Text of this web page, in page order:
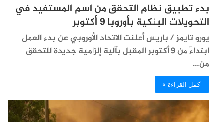
بدء تطبيق نظام التحقق من اسم المستفيد في
التحويلات البنكية بأوروبا 9 أكتوبر
يورو تايمز / باريس أعلنت الاتحاد الأوروبي عن بدء العمل
ابتداءً من 9 أكتوبر المقبل بآلية إلزامية جديدة للتحقق
من…
أكمل القراءة »